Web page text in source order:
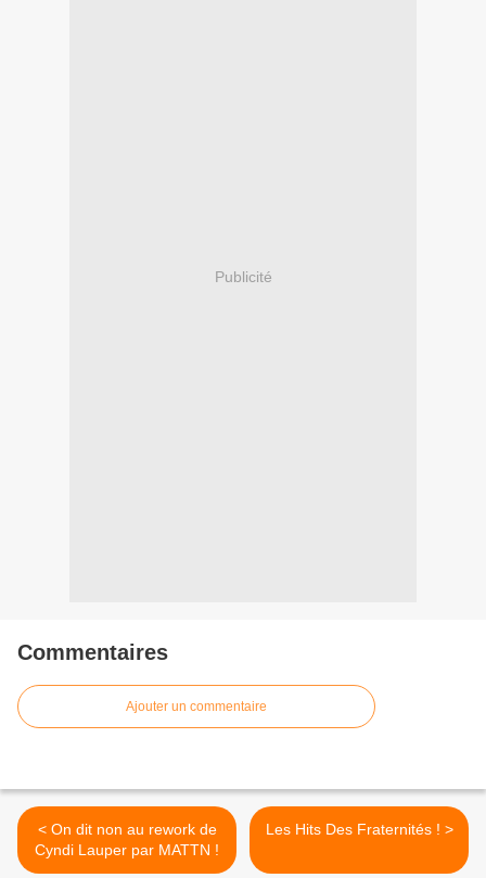
Publicité
Commentaires
Ajouter un commentaire
< On dit non au rework de
Cyndi Lauper par MATTN !
Les Hits Des Fraternités ! >